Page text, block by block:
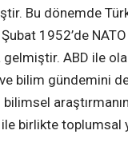
Bu dönemde
1952’de
ABD ile
bilim gündemini
birlikte toplumsal